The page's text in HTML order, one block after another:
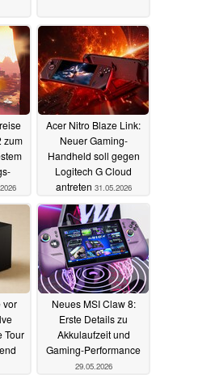
zum
Acer Nitro Blaze Link:
Neuer Gaming-
Handheld soll gegen
Logitech G Cloud
antreten 31.05.2026
vor
Tour
Neues MSI Claw 8:
Erste Details zu
Akkulaufzeit und
Gaming-Performance
29.05.2026